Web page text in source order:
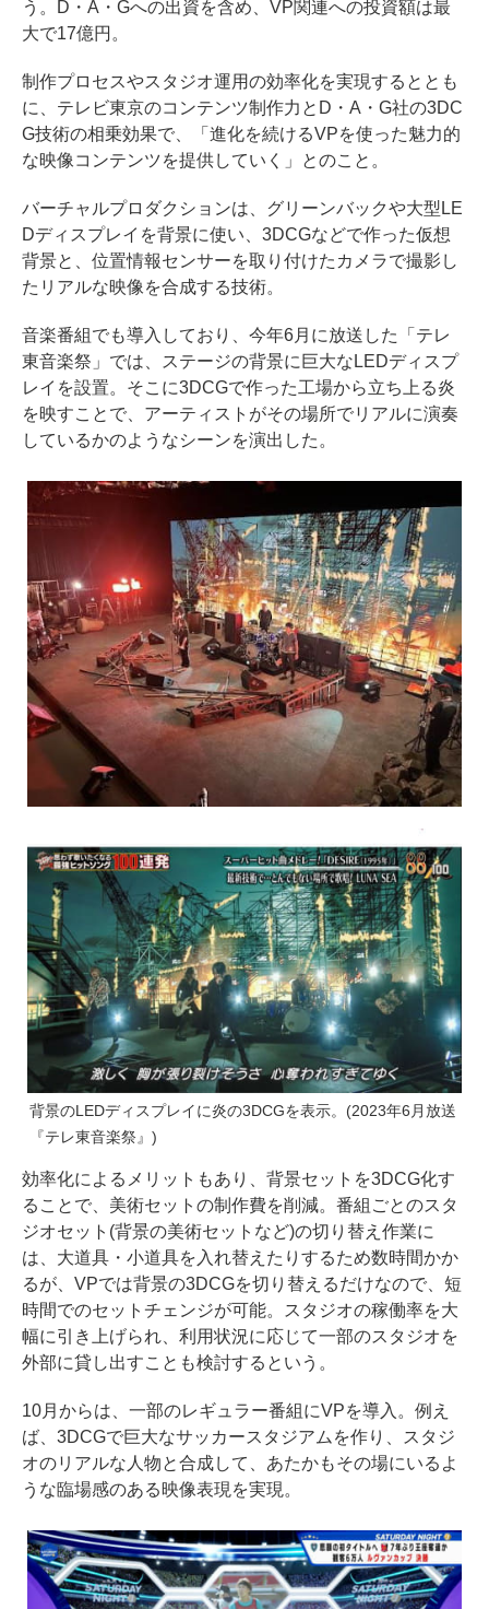
う。D・A・Gへの出資を含め、VP関連への投資額は最
大で17億円。
制作プロセスやスタジオ運用の効率化を実現するととも
に、テレビ東京のコンテンツ制作力とD・A・G社の3DC
G技術の相乗効果で、「進化を続けるVPを使った魅力的
な映像コンテンツを提供していく」とのこと。
バーチャルプロダクションは、グリーンバックや大型LE
Dディスプレイを背景に使い、3DCGなどで作った仮想
背景と、位置情報センサーを取り付けたカメラで撮影し
たリアルな映像を合成する技術。
音楽番組でも導入しており、今年6月に放送した「テレ
東音楽祭」では、ステージの背景に巨大なLEDディスプ
レイを設置。そこに3DCGで作った工場から立ち上る炎
を映すことで、アーティストがその場所でリアルに演奏
しているかのようなシーンを演出した。
背景のLEDディスプレイに炎の3DCGを表示。(2023年6月放送
『テレ東音楽祭』)
効率化によるメリットもあり、背景セットを3DCG化す
ることで、美術セットの制作費を削減。番組ごとのスタ
ジオセット(背景の美術セットなど)の切り替え作業に
は、大道具・小道具を入れ替えたりするため数時間かか
るが、VPでは背景の3DCGを切り替えるだけなので、短
時間でのセットチェンジが可能。スタジオの稼働率を大
幅に引き上げられ、利用状況に応じて一部のスタジオを
外部に貸し出すことも検討するという。
10月からは、一部のレギュラー番組にVPを導入。例え
ば、3DCGで巨大なサッカースタジアムを作り、スタジ
オのリアルな人物と合成して、あたかもその場にいるよ
うな臨場感のある映像表現を実現。